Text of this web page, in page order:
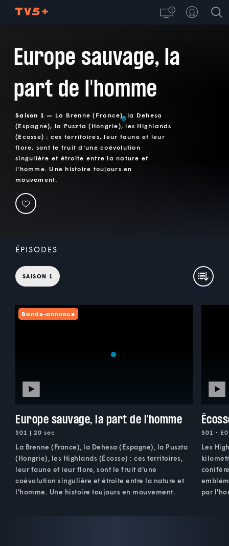
Europe sauvage, la
part de l'homme
Saison 1 — La Brenne (France), la Dehesa
(Espagne), la Puszta (Hongrie), les Highlands
(Écosse) : ces territoires, leur faune et leur
flore, sont le fruit d'une coévolution
singulière et étroite entre la nature et
l'homme. Une histoire toujours en
mouvement.
ÉPISODES
SAISON 1
Bande-annonce
Europe sauvage, la part de l'homme
S01 | 20 sec
La Brenne (France), la Dehesa (Espagne), la Puszta
(Hongrie), les Highlands (Écosse) : ces territoires,
leur faune et leur flore, sont le fruit d'une
coévolution singulière et étroite entre la nature et
l'homme. Une histoire toujours en mouvement.
S01 •
Les
par